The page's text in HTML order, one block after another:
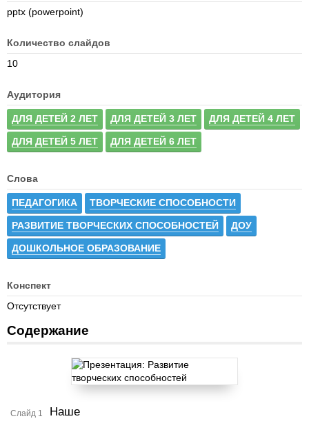
pptx (powerpoint)
Количество слайдов
10
Аудитория
ДЛЯ ДЕТЕЙ 2 ЛЕТ ДЛЯ ДЕТЕЙ 3 ЛЕТ ДЛЯ ДЕТЕЙ 4 ЛЕТ
ДЛЯ ДЕТЕЙ 5 ЛЕТ ДЛЯ ДЕТЕЙ 6 ЛЕТ
Слова
ПЕДАГОГИКА ТВОРЧЕСКИЕ СПОСОБНОСТИ
РАЗВИТИЕ ТВОРЧЕСКИХ СПОСОБНОСТЕЙ ДОУ
ДОШКОЛЬНОЕ ОБРАЗОВАНИЕ
Конспект
Отсутствует
Содержание
Слайд 1
Наше